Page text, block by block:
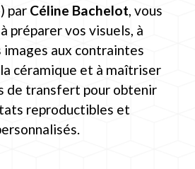
par Céline Bachelot, vous
préparer vos visuels, à
images aux contraintes
céramique et à maîtriser
de transfert pour obtenir
reproductibles et